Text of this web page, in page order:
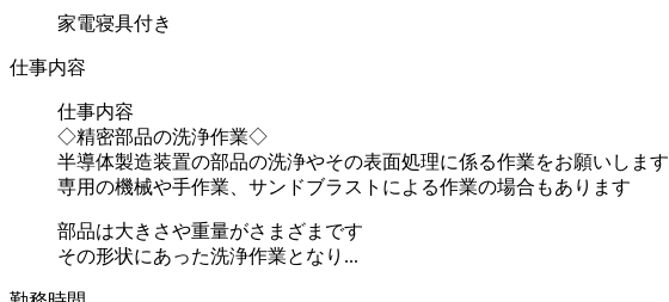
家電寝具付き
仕事内容
仕事内容
◇精密部品の洗浄作業◇
半導体製造装置の部品の洗浄やその表面処理に係る作業をお願いします
専用の機械や手作業、サンドブラストによる作業の場合もあります
部品は大きさや重量がさまざまです
その形状にあった洗浄作業となり...